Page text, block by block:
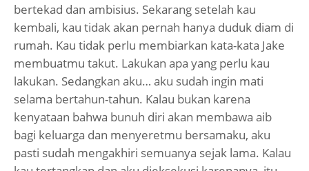
bertekad dan ambisius. Sekarang setelah kau
kembali, kau tidak akan pernah hanya duduk diam di
rumah. Kau tidak perlu membiarkan kata-kata Jake
membuatmu takut. Lakukan apa yang perlu kau
lakukan. Sedangkan aku… aku sudah ingin mati
selama bertahun-tahun. Kalau bukan karena
kenyataan bahwa bunuh diri akan membawa aib
bagi keluarga dan menyeretmu bersamaku, aku
pasti sudah mengakhiri semuanya sejak lama. Kalau